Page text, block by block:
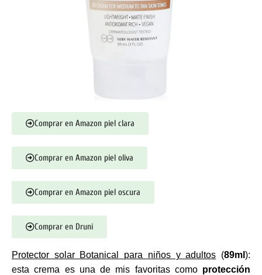
Comprar en Amazon piel clara
Comprar en Amazon piel oliva
Comprar en Amazon piel oscura
Comprar en Druni
Protector solar Botanical para niños y adultos (89ml):
esta crema es una de mis favoritas como protección